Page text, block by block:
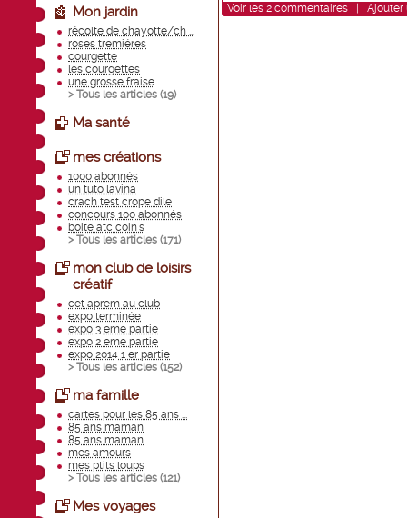
Mon jardin
récolte de chayotte/ch ...
roses tremiéres
courgette
les courgettes
une grosse fraise
> Tous les articles (19)
Ma santé
mes créations
1000 abonnés
un tuto lavina
crach test crope dile
concours 100 abonnés
boite atc coin's
> Tous les articles (171)
mon club de loisirs
créatif
cet aprem au club
expo terminée
expo 3 eme partie
expo 2 eme partie
expo 2014 1 er partie
> Tous les articles (152)
ma famille
cartes pour les 85 ans ...
85 ans maman
85 ans maman
mes amours
mes ptits loups
> Tous les articles (121)
Mes voyages
Voir les 2 commentaires | Ajouter